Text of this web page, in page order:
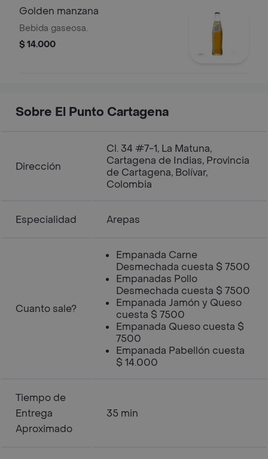
Golden manzana
Bebida gaseosa.
$ 14.000
Sobre El Punto Cartagena
Dirección
Cl. 34 #7-1, La Matuna,
Cartagena de Indias, Provincia
de Cartagena, Bolívar,
Colombia
Especialidad Arepas
Cuanto sale?
Empanada Carne
Desmechada cuesta $ 7500
Empanadas Pollo
Desmechada cuesta $ 7500
Empanada Jamón y Queso
cuesta $ 7500
Empanada Queso cuesta $
7500
Empanada Pabellón cuesta
$ 14.000
Tiempo de
Entrega
Aproximado
35 min